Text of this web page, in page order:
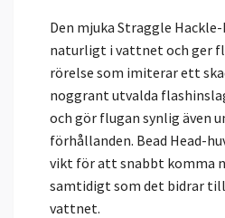
Den mjuka Straggle
naturligt i vattnet och ger
rörelse som imiterar ett
noggrant utvalda
och gör flugan synlig även
förhållanden. Bead Head-
vikt för att snabbt komma
samtidigt som det bidrar till
vattnet.